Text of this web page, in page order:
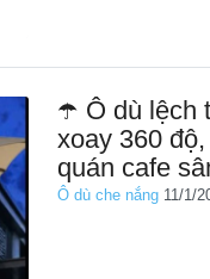
☂️ Ô dù lệch
xoay 360
quán cafe
Ô dù che nắng 11/1/